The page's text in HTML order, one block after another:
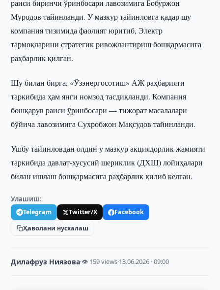
раиси биринчи ўринбосари лавозимига Бобуржон
Муродов тайинланди. У мазкур тайинловга қадар шу
компания тизимида фаолият юритиб, Электр
тармоқларини стратегик ривожлантириш бошқармасига
раҳбарлик қилган.
Шу билан бирга, «Ўзэнергосотиш» АЖ раҳбарияти
таркибида ҳам янги номзод тасдиқланди. Компания
бошқарув раиси ўринбосари — тижорат масалалари
бўйича лавозимига Сухробжон Мақсудов тайинланди.
Ушбу тайинловдан олдин у мазкур акциядорлик жамияти
таркибида давлат-хусусий шериклик (ДХШ) лойиҳалари
билан ишлаш бошқармасига раҳбарлик қилиб келган.
Улашиш:
Telegram Twitter/X
Facebook
Ҳаволани нусхалаш
Дилафруз Ниязова·👁 159 views·13.06.2026 · 09:00